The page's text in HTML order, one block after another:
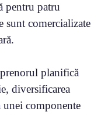
pentru patru
sunt comercializate
planifică
diversificarea
componente